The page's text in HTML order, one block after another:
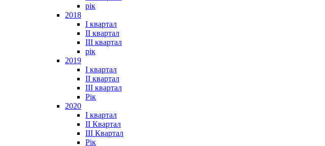
рік
2018
I квартал
II квартал
III квартал
рік
2019
I квартал
II квартал
III квартал
Рік
2020
I квартал
II Квартал
III Квартал
Рік